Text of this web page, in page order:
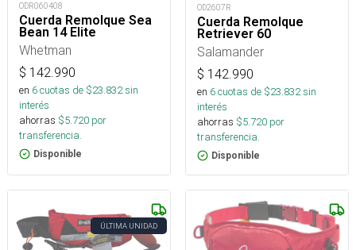
ODR060408
Cuerda Remolque Sea
Bean 14 Elite
Whetman
$ 142.990
en 6cuotas de $23.832sin
interés
ahorras $5.720 por
transferencia.
Disponible
OD2607R
Cuerda Remolque
Retriever 60
Salamander
$ 142.990
en 6cuotas de $23.832sin
interés
ahorras $5.720 por
transferencia.
Disponible
ÚLTIMA UNIDAD